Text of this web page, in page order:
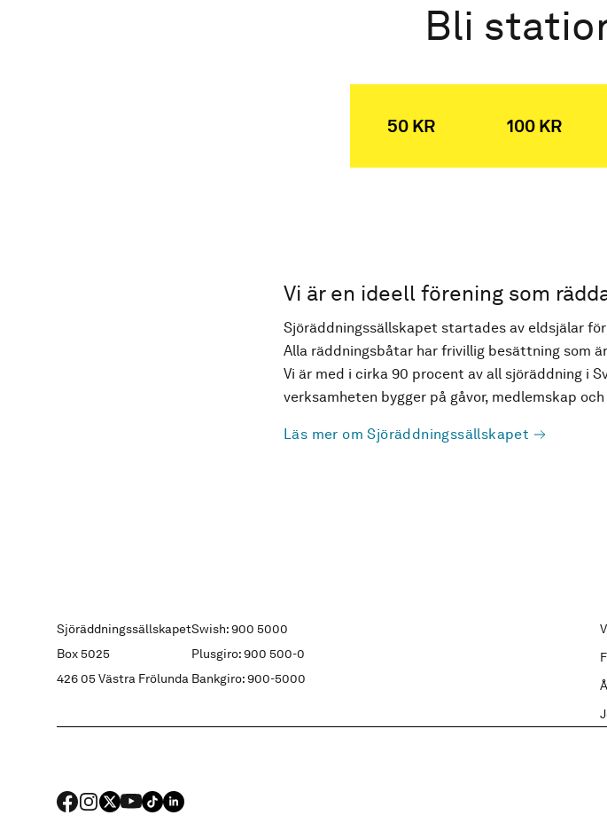
Bli
50 KR 100 KR
Vi är en ideell förening som
Sjöräddningssällskapet startades av eldsjälar
Alla räddningsbåtar har frivillig besättning som
Vi är med i cirka 90 procent av all sjöräddning i
verksamheten bygger på gåvor, medlemskap
Läs mer om Sjöräddningssällskapet
Sjöräddningssällskapet
Box 5025
426 05 Västra Frölunda
Swish: 900 5000
Plusgiro: 900 500-0
Bankgiro: 900-5000
FACEBOOK
Instagram
X YouTube
TIKTOKLINKED IN